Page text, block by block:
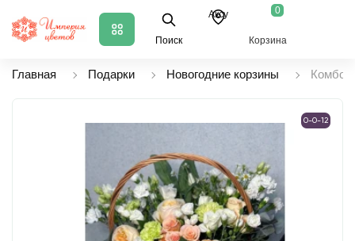
Поиск
Аксу 0
Корзина
Главная Подарки Новогодние корзины Комбо
0-0-12